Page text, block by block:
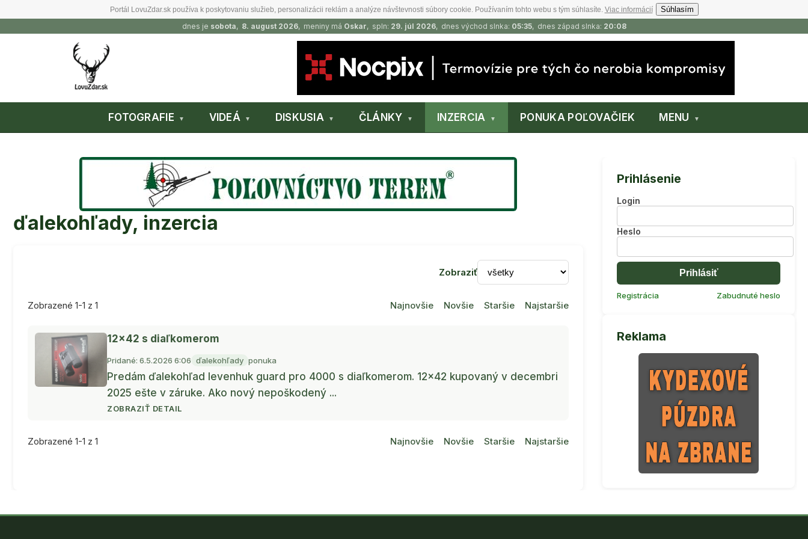
Portál LovuZdar.sk používa k poskytovaniu služieb, personalizácii reklám a analýze návštevnosti súbory cookie. Používaním tohto webu s tým súhlasíte. Viac informácií
Súhlasím
dnes je sobota, 8. august 2026, meniny má Oskar, spln: 29. júl 2026, dnes východ slnka: 05:35, dnes západ slnka: 20:08
FOTOGRAFIE VIDEÁ DISKUSIA ČLÁNKY INZERCIA PONUKA POĽOVAČIEK MENU
ďalekohľady, inzercia
Zobraziť
Zobrazené 1-1 z 1 Najnovšie Novšie Staršie Najstaršie
12x42 s diaľkomerom
Pridané: 6.5.2026 6:06 ďalekohľady ponuka
Predám ďalekohľad levenhuk guard pro 4000 s diaľkomerom. 12x42 kupovaný v decembri
2025 ešte v záruke. Ako nový nepoškodený ...
ZOBRAZIŤ DETAIL
Zobrazené 1-1 z 1 Najnovšie Novšie Staršie Najstaršie
Prihlásenie
Login
Heslo
Prihlásiť
Registrácia Zabudnuté heslo
Reklama